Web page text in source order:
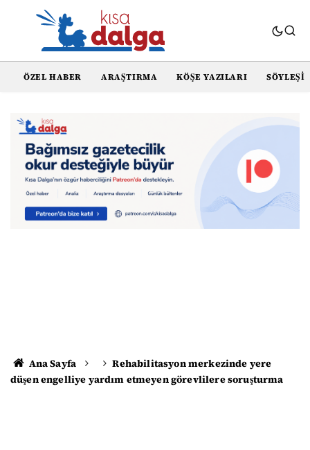
ÖZEL HABER ARAŞTIRMA KÖŞE YAZILARI SÖYLEŞI
Ana Sayfa
Rehabilitasyon merkezinde yere
düşen engelliye yardım etmeyen görevlilere soruşturma